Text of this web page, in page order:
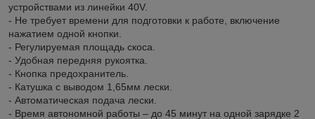
устройствами из линейки 40V.
- Не требует времени для подготовки к работе, включение
нажатием одной кнопки.
- Регулируемая площадь скоса.
- Удобная передняя рукоятка.
- Кнопка предохранитель.
- Катушка с выводом 1,65мм лески.
- Автоматическая подача лески.
- Время автономной работы – до 45 минут на одной зарядке 2